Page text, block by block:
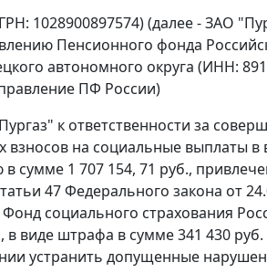
1028900897574) (далее - ЗАО
Пенсионного фонда
автономного округа (ИНН:
ПФ России)
к ответственности за
взносов на социальные выплаты
1 707 154, 71 руб.,
47Федерального закона от
социального страхования
виде штрафа в сумме 341 430 руб.
устранить допущенные